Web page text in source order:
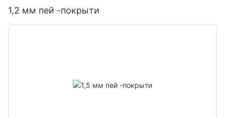
1,2 мм пей -покрыти